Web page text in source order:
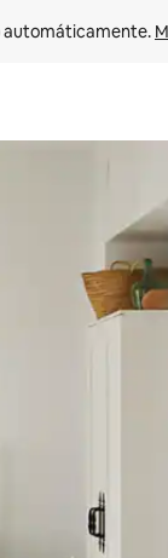
automáticamente.
y hacia abajo o